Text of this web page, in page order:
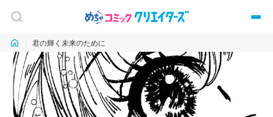
君の輝く未来のために